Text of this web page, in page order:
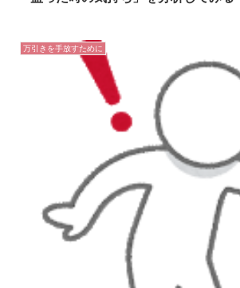
万引きを手放すために